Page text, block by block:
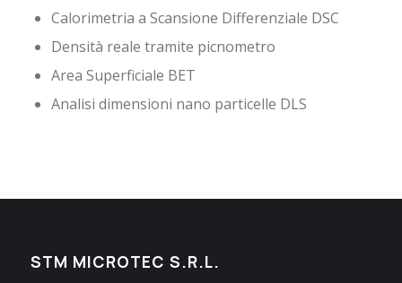
Calorimetria a Scansione Differenziale DSC
Densità reale tramite picnometro
Area Superficiale BET
Analisi dimensioni nano particelle DLS
STM MICROTEC S.R.L.